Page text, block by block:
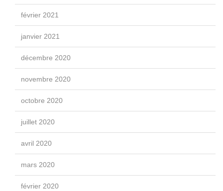
février 2021
janvier 2021
décembre 2020
novembre 2020
octobre 2020
juillet 2020
avril 2020
mars 2020
février 2020